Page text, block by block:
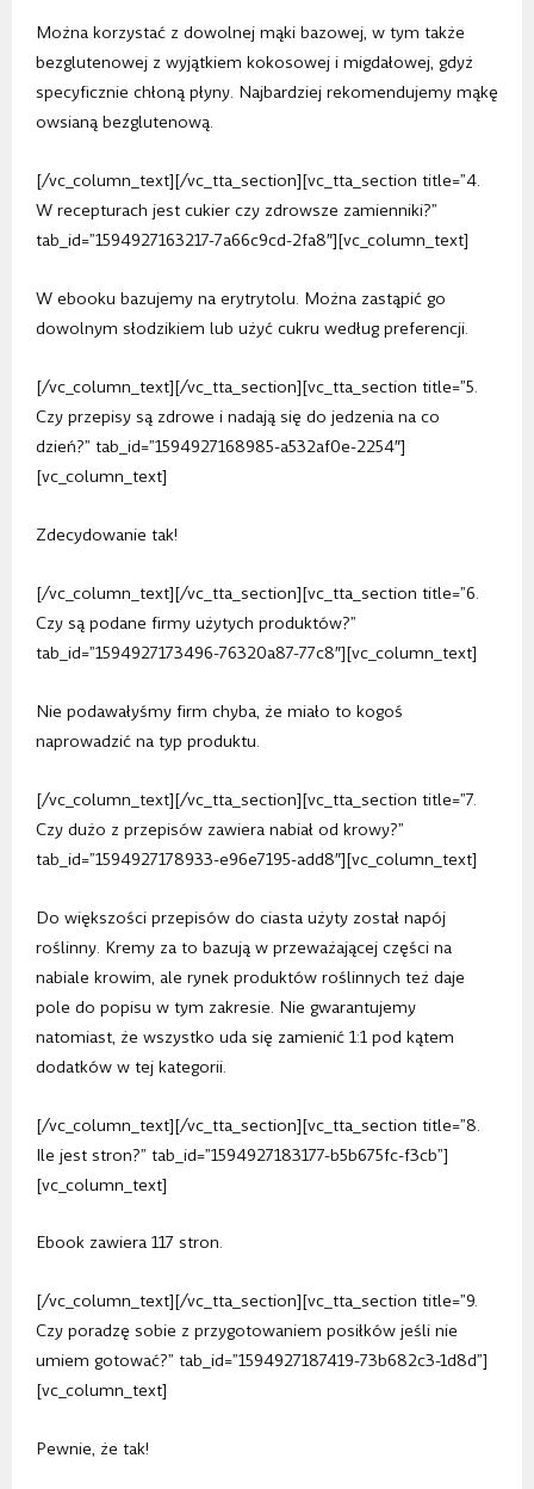
Można korzystać z dowolnej mąki bazowej, w tym także
bezglutenowej z wyjątkiem kokosowej i migdałowej, gdyż
specyficznie chłoną płyny. Najbardziej rekomendujemy mąkę
owsianą bezglutenową.
[/vc_column_text][/vc_tta_section][vc_tta_section title=”4.
W recepturach jest cukier czy zdrowsze zamienniki?”
tab_id=”1594927163217-7a66c9cd-2fa8″][vc_column_text]
W ebooku bazujemy na erytrytolu. Można zastąpić go
dowolnym słodzikiem lub użyć cukru według preferencji.
[/vc_column_text][/vc_tta_section][vc_tta_section title=”5.
Czy przepisy są zdrowe i nadają się do jedzenia na co
dzień?” tab_id=”1594927168985-a532af0e-2254″]
[vc_column_text]
Zdecydowanie tak!
[/vc_column_text][/vc_tta_section][vc_tta_section title=”6.
Czy są podane firmy użytych produktów?”
tab_id=”1594927173496-76320a87-77c8″][vc_column_text]
Nie podawałyśmy firm chyba, że miało to kogoś
naprowadzić na typ produktu.
[/vc_column_text][/vc_tta_section][vc_tta_section title=”7.
Czy dużo z przepisów zawiera nabiał od krowy?”
tab_id=”1594927178933-e96e7195-add8″][vc_column_text]
Do większości przepisów do ciasta użyty został napój
roślinny. Kremy za to bazują w przeważającej części na
nabiale krowim, ale rynek produktów roślinnych też daje
pole do popisu w tym zakresie. Nie gwarantujemy
natomiast, że wszystko uda się zamienić 1:1 pod kątem
dodatków w tej kategorii.
[/vc_column_text][/vc_tta_section][vc_tta_section title=”8.
Ile jest stron?” tab_id=”1594927183177-b5b675fc-f3cb”]
[vc_column_text]
Ebook zawiera 117 stron.
[/vc_column_text][/vc_tta_section][vc_tta_section title=”9.
Czy poradzę sobie z przygotowaniem posiłków jeśli nie
umiem gotować?” tab_id=”1594927187419-73b682c3-1d8d”]
[vc_column_text]
Pewnie, że tak!